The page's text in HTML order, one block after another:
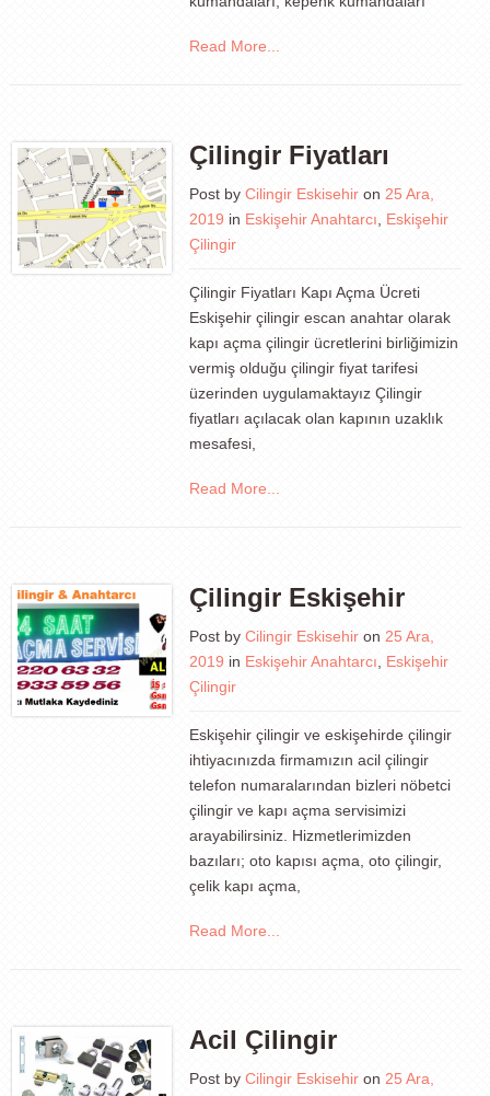
Read More...
Çilingir Fiyatları
Post byCilingir Eskisehir on 25 Ara,
2019 in Eskişehir Anahtarcı
Eskişehir
Çilingir
Çilingir Fiyatları Kapı Açma Ücreti
Eskişehir çilingir escan anahtar olarak
kapı açma çilingir ücretlerini birliğimizin
vermiş olduğu çilingir fiyat tarifesi
üzerinden uygulamaktayız Çilingir
fiyatları açılacak olan kapının uzaklık
mesafesi,
Read More...
Çilingir Eskişehir
Post byCilingir Eskisehir on 25 Ara,
2019 in Eskişehir Anahtarcı
Eskişehir
Çilingir
Eskişehir çilingir ve eskişehirde çilingir
ihtiyacınızda firmamızın acil çilingir
telefon numaralarından bizleri nöbetci
çilingir ve kapı açma servisimizi
arayabilirsiniz. Hizmetlerimizden
bazıları; oto kapısı açma, oto çilingir,
çelik kapı açma,
Read More...
Acil Çilingir
Post byCilingir Eskisehir on 25 Ara,